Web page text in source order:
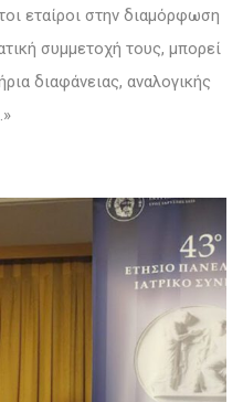
εταίροι στην διαμόρφωση
συμμετοχή τους, μπορεί
διαφάνειας, αναλογικής